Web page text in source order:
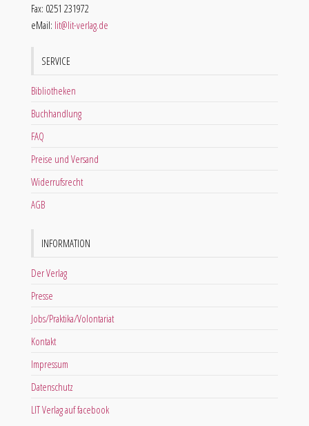
Fax: 0251 231972
eMail: lit@lit-verlag.de
SERVICE
Bibliotheken
Buchhandlung
FAQ
Preise und Versand
Widerrufsrecht
AGB
INFORMATION
Der Verlag
Presse
Jobs/Praktika/Volontariat
Kontakt
Impressum
Datenschutz
LIT Verlag auf facebook